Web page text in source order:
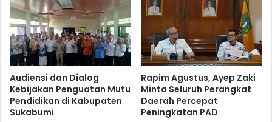
Audiensi dan Dialog
Kebijakan Penguatan Mutu
Pendidikan di Kabupaten
Sukabumi
Rapim Agustus, Ayep Zaki
Minta Seluruh Perangkat
Daerah Percepat
Peningkatan PAD